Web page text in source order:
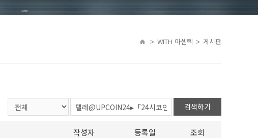
> WITH 아셈텍 > 게시판
검색하기
작성자 등록일 조회